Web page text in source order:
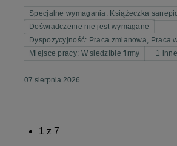
Specjalne wymagania: Książeczka
Doświadczenie nie jest wymagane
Dyspozycyjność: Praca zmianowa, Praca
Miejsce pracy: W siedzibie firmy
+ 1 inne
07 sierpnia 2026
1 z 7